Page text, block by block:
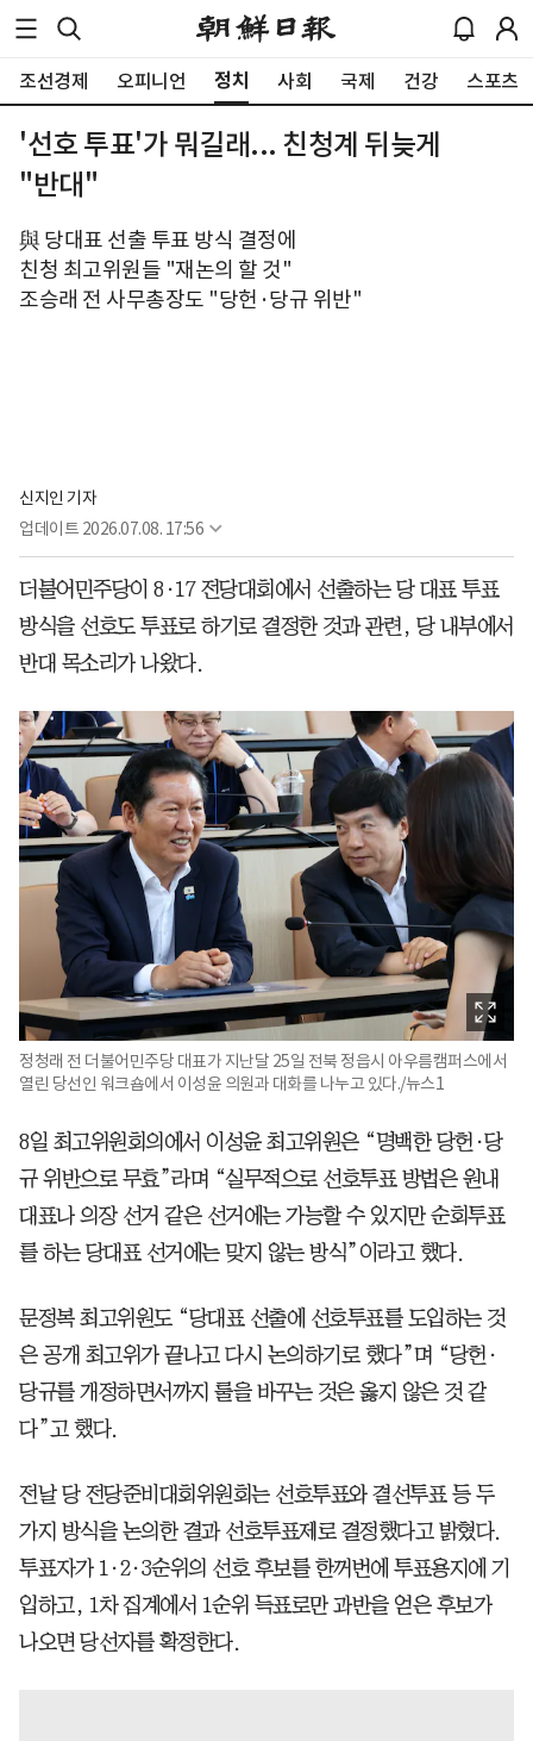
조선경제 오피니언 정치 사회 국제 건강 스포츠
'선호 투표'가 뭐길래... 친청계 뒤늦게
"반대"
與 당대표 선출 투표 방식 결정에
친청 최고위원들 "재논의 할 것"
조승래 전 사무총장도 "당헌·당규 위반"
신지인 기자
업데이트 2026.07.08. 17:56
더불어민주당이 8·17 전당대회에서 선출하는 당 대표 투표
방식을 선호도 투표로 하기로 결정한 것과 관련, 당 내부에서
반대 목소리가 나왔다.
정청래 전 더불어민주당 대표가 지난달 25일 전북 정읍시 아우름캠퍼스에서
열린 당선인 워크숍에서 이성윤 의원과 대화를 나누고 있다./뉴스1
8일 최고위원회의에서 이성윤 최고위원은 “명백한 당헌·당
규 위반으로 무효”라며 “실무적으로 선호투표 방법은 원내
대표나 의장 선거 같은 선거에는 가능할 수 있지만 순회투표
를 하는 당대표 선거에는 맞지 않는 방식”이라고 했다.
문정복 최고위원도 “당대표 선출에 선호투표를 도입하는 것
은 공개 최고위가 끝나고 다시 논의하기로 했다”며 “당헌·
당규를 개정하면서까지 룰을 바꾸는 것은 옳지 않은 것 같
다”고 했다.
전날 당 전당준비대회위원회는 선호투표와 결선투표 등 두
가지 방식을 논의한 결과 선호투표제로 결정했다고 밝혔다.
투표자가 1·2·3순위의 선호 후보를 한꺼번에 투표용지에 기
입하고, 1차 집계에서 1순위 득표로만 과반을 얻은 후보가
나오면 당선자를 확정한다.